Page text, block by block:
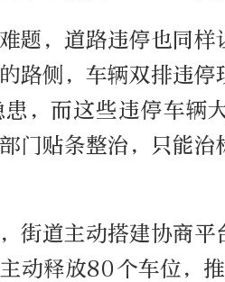
题，道路违停也同样
路侧，车辆双排违
，而这些违停车辆
门贴条整治，只能
街道主动搭建协商
动释放80个车位，